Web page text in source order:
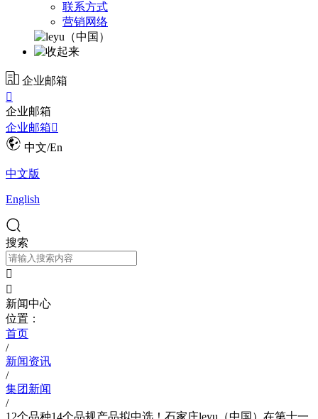
联系方式
营销网络
企业邮箱

企业邮箱
企业邮箱
中文/En
中文版
English
搜索


新闻中心
位置：
首页
/
新闻资讯
/
集团新闻
/